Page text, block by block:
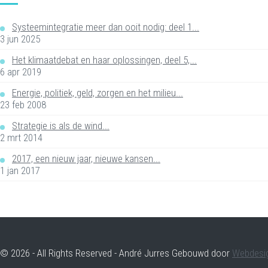
Systeemintegratie meer dan ooit nodig: deel 1...
3 jun 2025
Het klimaatdebat en haar oplossingen, deel 5,...
6 apr 2019
Energie, politiek, geld, zorgen en het milieu...
23 feb 2008
Strategie is als de wind...
2 mrt 2014
2017, een nieuw jaar, nieuwe kansen...
1 jan 2017
© 2026 - All Rights Reserved - André Jurres Gebouwd door